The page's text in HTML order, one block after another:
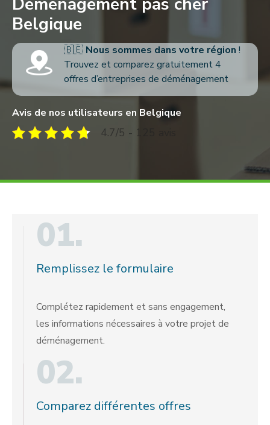
Belgique
🇧🇪 Nous sommes dans votre région !
Trouvez et comparez gratuitement 4
offres d’entreprises de déménagement
Avis de nos utilisateurs en Belgique
4.7/5 - 125 avis
01.
Remplissez le formulaire
Complétez rapidement et sans engagement,
les informations nécessaires à votre projet de
déménagement.
02.
Comparez différentes offres